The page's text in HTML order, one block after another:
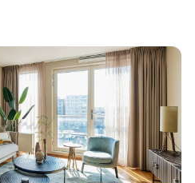
woon- en eetruimte en grote
bieden. De moderne
een Nespresso-
vaatwas...